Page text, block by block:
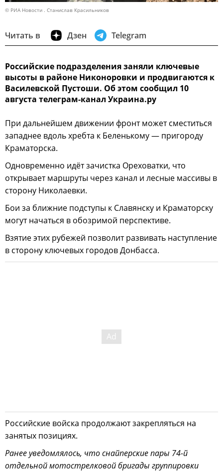
© РИА Новости . Станислав Красильников
Читать в Дзен Telegram
Российские подразделения заняли ключевые
высоты в районе Никоноровки и продвигаются к
Василевской Пустоши. Об этом сообщил 10
августа телеграм-канал Украина.ру
При дальнейшем движении фронт может сместиться
западнее вдоль хребта к Беленькому — пригороду
Краматорска.
Одновременно идёт зачистка Ореховатки, что
открывает маршруты через канал и лесные массивы в
сторону Николаевки.
Бои за ближние подступы к Славянску и Краматорску
могут начаться в обозримой перспективе.
Взятие этих рубежей позволит развивать наступление
в сторону ключевых городов Донбасса.
Российские войска продолжают закрепляться на
занятых позициях.
Ранее уведомлялось, что снайперские пары 74-й
отдельной мотострелковой бригады группировки